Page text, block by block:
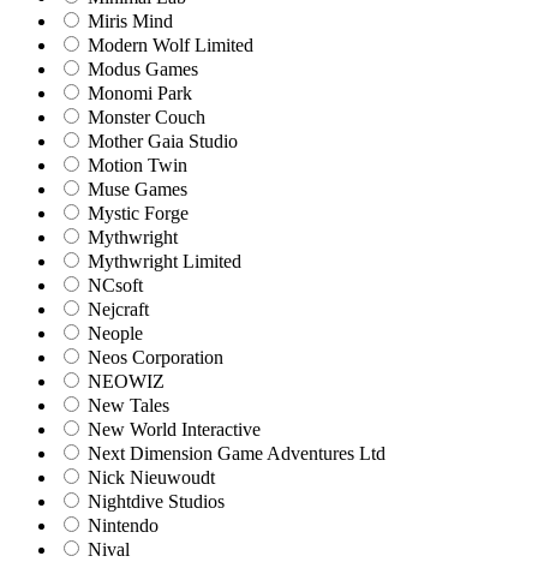
Miris Mind
Modern Wolf Limited
Modus Games
Monomi Park
Monster Couch
Mother Gaia Studio
Motion Twin
Muse Games
Mystic Forge
Mythwright
Mythwright Limited
NCsoft
Nejcraft
Neople
Neos Corporation
NEOWIZ
New Tales
New World Interactive
Next Dimension Game Adventures Ltd
Nick Nieuwoudt
Nightdive Studios
Nintendo
Nival